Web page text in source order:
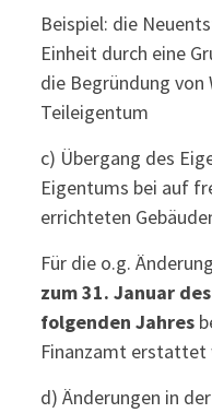
Beispiel: die
Einheit durch eine
die Begründung von
Teileigentum
c) Übergang des
Eigentums bei auf
errichteten
Für die o.g.
zum 31. Januar
folgenden Jahres
Finanzamt erstattet
d) Änderungen in